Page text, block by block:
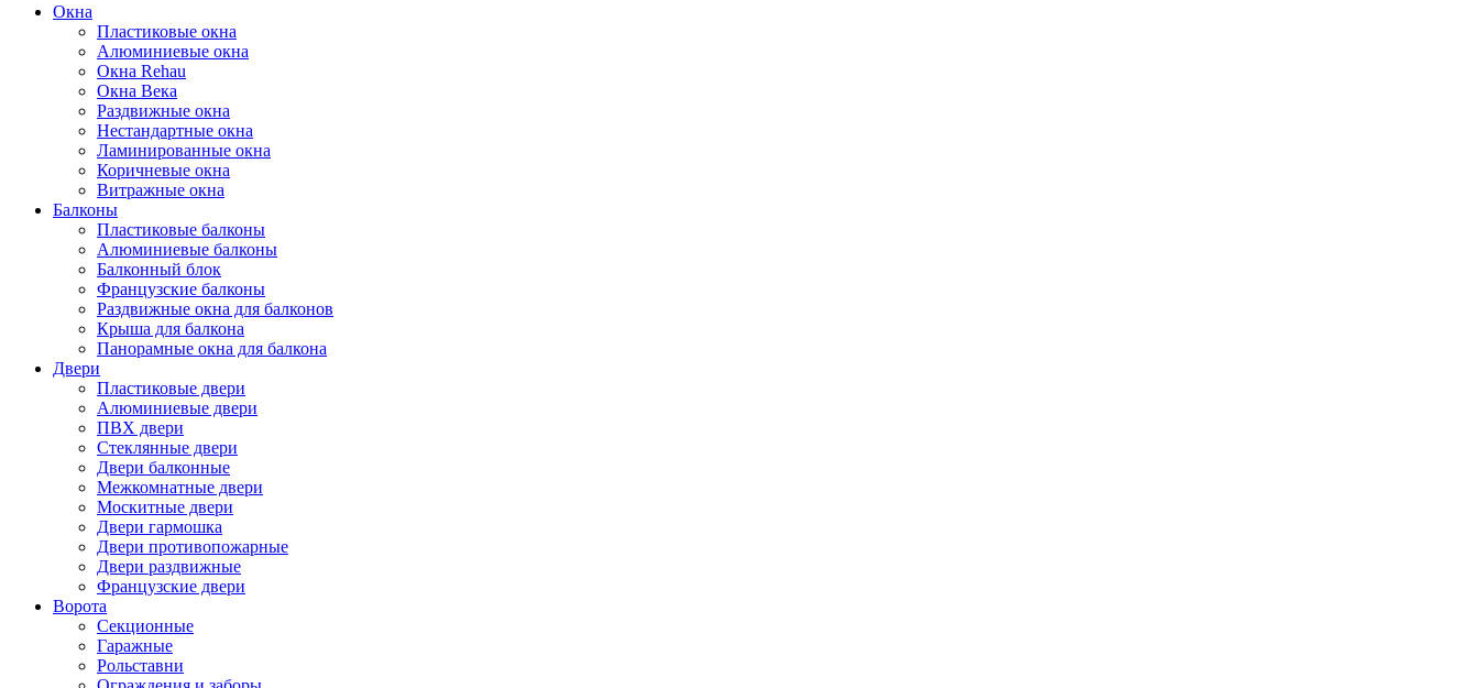
Окна
Пластиковые окна
Алюминиевые окна
Окна Rehau
Окна Века
Раздвижные окна
Нестандартные окна
Ламинированные окна
Коричневые окна
Витражные окна
Балконы
Пластиковые балконы
Алюминиевые балконы
Балконный блок
Французские балконы
Раздвижные окна для балконов
Крыша для балкона
Панорамные окна для балкона
Двери
Пластиковые двери
Алюминиевые двери
ПВХ двери
Стеклянные двери
Двери балконные
Межкомнатные двери
Москитные двери
Двери гармошка
Двери противопожарные
Двери раздвижные
Французские двери
Ворота
Секционные
Гаражные
Рольставни